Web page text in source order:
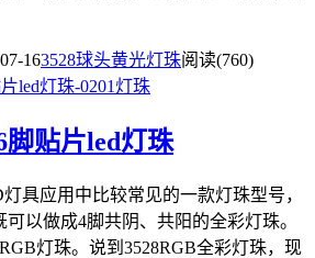
163528球头黄光灯珠阅读(760)
脚贴片led灯珠
具应用中比较常见的一款灯珠型号，
以做成4脚共阴、共阳的全彩灯珠。
灯珠。说到3528RGB全彩灯珠，现